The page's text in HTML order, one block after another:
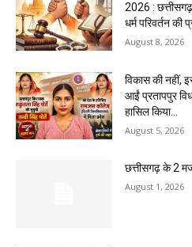
2026 :
धर्म परिवर्तन की
August 8, 2026
विकास की नहीं,
आईं प्रतापपुर
हासिल किया...
August 5, 2026
छत्तीसगढ़ के 2
August 1, 2026